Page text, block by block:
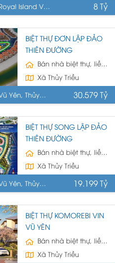
Island Vũ
HP
8 Tỷ
BIỆT THỰ ĐƠN LẬP ĐẢO
THIÊN ĐƯỜNG
Bán nhà biệt thự, liền kề
Xã Thủy Triều
Yên, Thủy
30.579 Tỷ
BIỆT THỰ SONG LẬP ĐẢO
THIÊN ĐƯỜNG
Bán nhà biệt thự, liền kề
Xã Thủy Triều
Yên, Thủy
19.199 Tỷ
BIỆT THỰ KOMOREBI VIN
VŨ YÊN
Bán nhà biệt thự, liền kề
Xã Thủy Triều